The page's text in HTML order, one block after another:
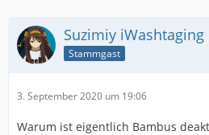
Suzimiy iWashtaging
Stammgast
3. September 2020 um 19:06
Warum ist eigentlich Bambus